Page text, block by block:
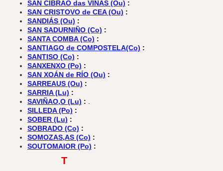
SAN CIBRAO das VIÑAS (Ou) :
SAN CRISTOVO de CEA (Ou) :
SANDIÁS (Ou) :
SAN SADURNIÑO (Co) :
SANTA COMBA (Co) :
SANTIAGO de COMPOSTELA(Co) :
SANTISO (Co) :
SANXENXO (Po) :
SAN XOÁN de RÍO (Ou) :
SARREAUS (Ou) :
SARRIA (Lu) :
SAVIÑAO,O (Lu) : .
SILLEDA (Po) :
SOBER (Lu) :
SOBRADO (Co) :
SOMOZAS,AS (Co) :
SOUTOMAIOR (Po) :
T